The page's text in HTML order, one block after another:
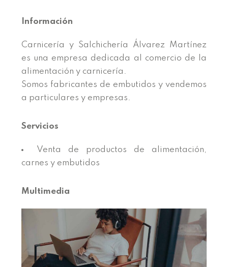
Información
Carnicería y Salchichería Álvarez Martínez
es una empresa dedicada al comercio de la
alimentación y carnicería.
Somos fabricantes de embutidos y vendemos
a particulares y empresas.
Servicios
Venta de productos de alimentación,
carnes y embutidos
Multimedia